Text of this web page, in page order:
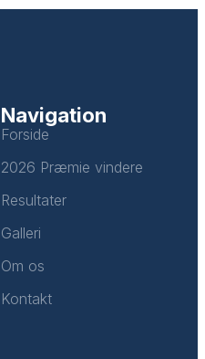
Navigation
Forside
2026 Præmie vindere
Resultater
Galleri
Om os
Kontakt